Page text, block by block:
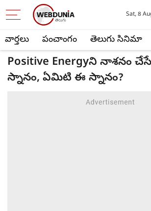
వార్తలు పంచాంగం తెలుగు సినిమా
Sat, 8
Positive Energyని నాశనం
స్నానం, ఏమిటి ఈ స్నానం?